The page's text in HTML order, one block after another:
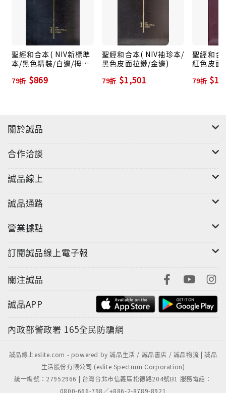
聖經和合本( NIV新標準
本/黑色精裝/白邊/拇指
79折 $869
聖經和合本( NIV袖珍本/
黑色皮面拉鏈/金邊)
79折 $1,501
聖經和合
紅色皮面
79折
關於誠品
合作洽談
誠品線上
誠品通路
營業據點
訂閱誠品線上電子報
關注誠品
誠品APP
內政部警政署 165全民防騙網
誠品線上eslite.com - powered by 誠品生活 / 誠品書店 / 誠品物流 | 誠品
生活股份有限公司 (eslite Spectrum Corporation)
統一編號：27952966 | 台灣台北市信義區松德路204號B1 服務電話：
0800-666-798／+886-2-8789-8921